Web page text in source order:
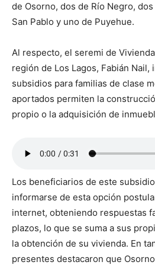
de Osorno, dos de Río Negro,
San Pablo y uno de Puyehue.
Al respecto, el seremi de
región de Los Lagos, Fabián Nail,
subsidios para familias de clase
aportados permiten la
propio o la adquisición de
Los beneficiarios de este
informarse de esta opción
internet, obteniendo respuestas
plazos, lo que se suma a sus
la obtención de su vivienda. En
presentes destacaron que